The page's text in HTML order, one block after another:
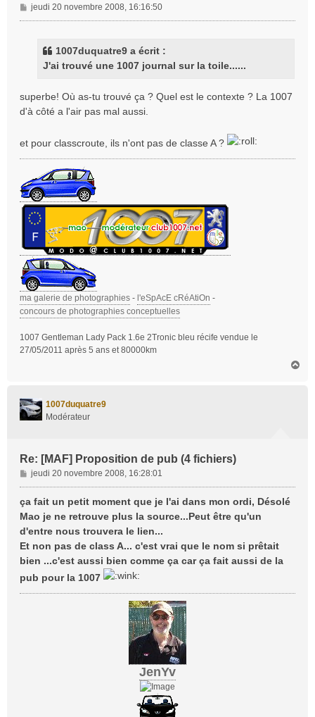
M
e
jeudi 20 novembre 2008, 16:16:50
1007duquatre9 a écrit :
J'ai trouvé une 1007 journal sur la toile......
superbe! Où as-tu trouvé ça ? Quel est le contexte ? La 1007
d'à côté a l'air pas mal aussi.
et pour classcroute, ils n'ont pas de classe A ?
ma galerie de photographies - l'eSpAcE cRéAtiOn -
concours de photographies conceptuelles
1007 Gentleman Lady Pack 1.6e 2Tronic bleu récife vendue le
27/05/2011 après 5 ans et 80000km
1007duquatre9
Modérateur
Re: [MAF] Proposition de pub (4 fichiers)
M
e
a
g
e
jeudi 20 novembre 2008, 16:28:01
ça fait un petit moment que je l'ai dans mon ordi, Désolé
Mao je ne retrouve plus la source...Peut être qu'un
d'entre nous trouvera le lien...
Et non pas de class A... c'est vrai que le nom si prêtait
bien ...c'est aussi bien comme ça car ça fait aussi de la
pub pour la 1007
JenYv